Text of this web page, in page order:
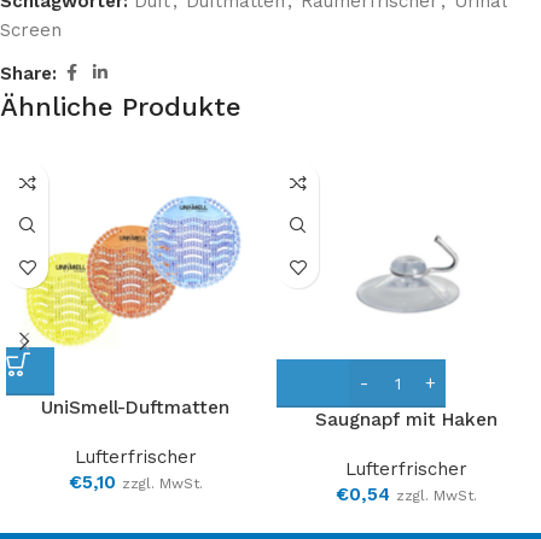
Screen
Share:
Ähnliche Produkte
UniSmell-Duftmatten
Lufterfrischer
€5,10 zzgl. MwSt.
Saugnapf mit Haken
Lufterfrischer
€0,54 zzgl. MwSt.